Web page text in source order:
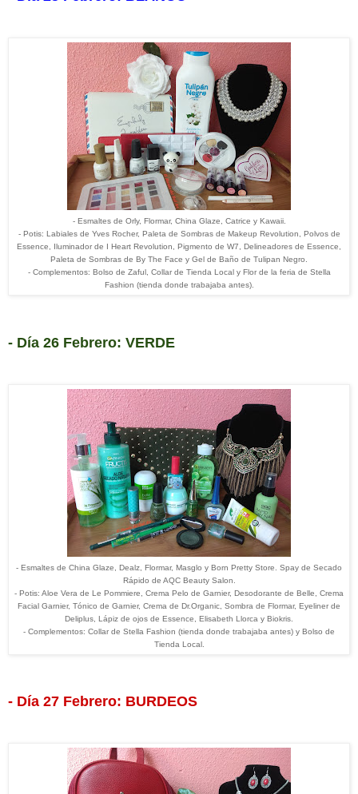
- Esmaltes de Orly, Flormar, China Glaze, Catrice y Kawaii.
- Potis: Labiales de Yves Rocher, Paleta de Sombras de Makeup Revolution, Polvos de
Essence, Iluminador de I Heart Revolution, Pigmento de W7, Delineadores de Essence,
Paleta de Sombras de By The Face y Gel de Baño de Tulipan Negro.
- Complementos: Bolso de Zaful, Collar de Tienda Local y Flor de la feria de Stella
Fashion (tienda donde trabajaba antes).
- Día 26 Febrero: VERDE
- Esmaltes de China Glaze, Dealz, Flormar, Masglo y Born Pretty Store. Spay de Secado
Rápido de AQC Beauty Salon.
- Potis: Aloe Vera de Le Pommiere, Crema Pelo de Garnier, Desodorante de Belle, Crema
Facial Garnier, Tónico de Garnier, Crema de Dr.Organic, Sombra de Flormar, Eyeliner de
Deliplus, Lápiz de ojos de Essence, Elisabeth Llorca y Biokris.
- Complementos: Collar de Stella Fashion (tienda donde trabajaba antes) y Bolso de
Tienda Local.
- Día 27 Febrero: BURDEOS